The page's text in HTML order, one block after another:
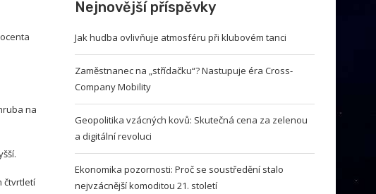
na
čtvrtletí
Nejnovější příspěvky
Jak hudba ovlivňuje atmosféru při klubovém tanci
Zaměstnanec na „střídačku“? Nastupuje éra Cross-
Company Mobility
Geopolitika vzácných kovů: Skutečná cena za zelenou
a digitální revoluci
Ekonomika pozornosti: Proč se soustředění stalo
nejvzácnější komoditou 21. století